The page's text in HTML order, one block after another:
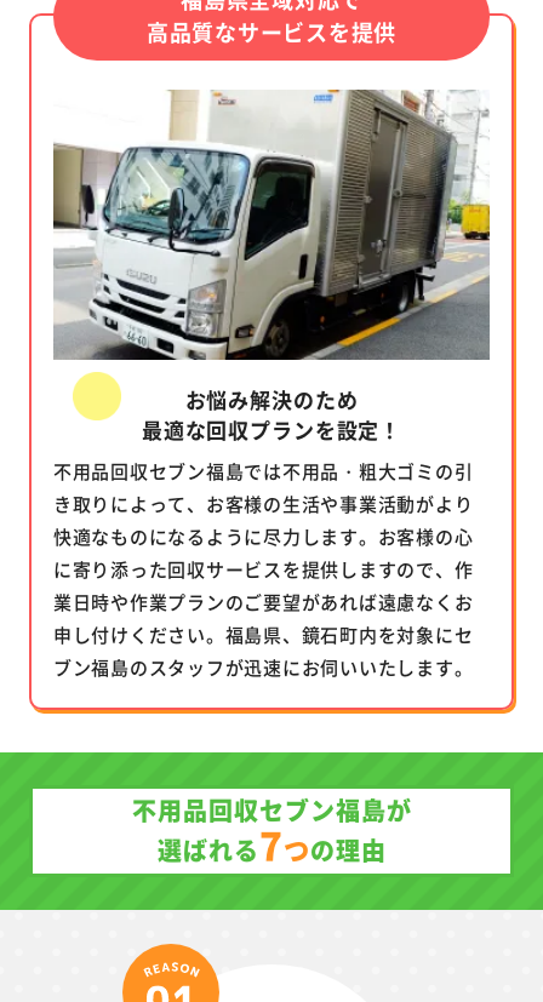
高品質なサービスを提供
お悩み解決のため
最適な回収プランを設定！
不用品回収セブン福島では不用品・粗大ゴミの引
き取りによって、お客様の生活や事業活動がより
快適なものになるように尽力します。お客様の心
に寄り添った回収サービスを提供しますので、作
業日時や作業プランのご要望があれば遠慮なくお
申し付けください。福島県、鏡石町内を対象にセ
ブン福島のスタッフが迅速にお伺いいたします。
不用品回収セブン福島が
選ばれる7つの理由